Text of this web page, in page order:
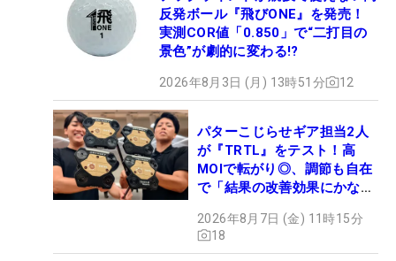
反発ボール『飛びONE』を発売！
実測COR値「0.850」で“二打目の
景色”が劇的に変わる!?
2026年8月3日 (月) 13時51分 12
パターこじらせギア担当2人
が『TRTL』をテスト！高
MOIで転がり◎、調節も自在
で「結果の改善効果にかなり
2026年8月7日 (金) 11時15分
18